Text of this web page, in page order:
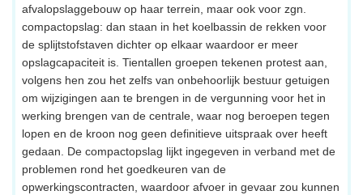
afvalopslaggebouw op haar terrein, maar ook voor zgn.
compactopslag: dan staan in het koelbassin de rekken voor
de splijtstofstaven dichter op elkaar waardoor er meer
opslagcapaciteit is. Tientallen groepen tekenen protest aan,
volgens hen zou het zelfs van onbehoorlijk bestuur getuigen
om wijzigingen aan te brengen in de vergunning voor het in
werking brengen van de centrale, waar nog beroepen tegen
lopen en de kroon nog geen definitieve uitspraak over heeft
gedaan. De compactopslag lijkt ingegeven in verband met de
problemen rond het goedkeuren van de
opwerkingscontracten, waardoor afvoer in gevaar zou kunnen